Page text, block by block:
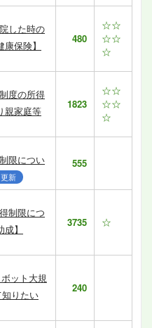
した時の
保険】
480
☆☆
☆☆
☆
度の所得
親家庭等
1823
☆☆
☆☆
☆
限につい
更新
555
制限につ
】
3735 ☆
ット大規
りたい
240